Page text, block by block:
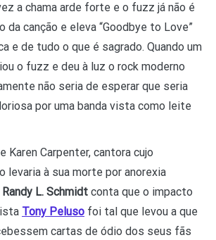
a chama arde forte e o fuzz já não é
da canção e eleva “Goodbye to Love”
e de tudo o que é sagrado. Quando um
o fuzz e deu à luz o rock moderno
não seria de esperar que seria
por uma banda vista como leite
Karen Carpenter, cantora cujo
levaria à sua morte por anorexia
Randy L. Schmidt conta que o impacto
Tony Peluso foi tal que levou a que
cartas de ódio dos seus fãs